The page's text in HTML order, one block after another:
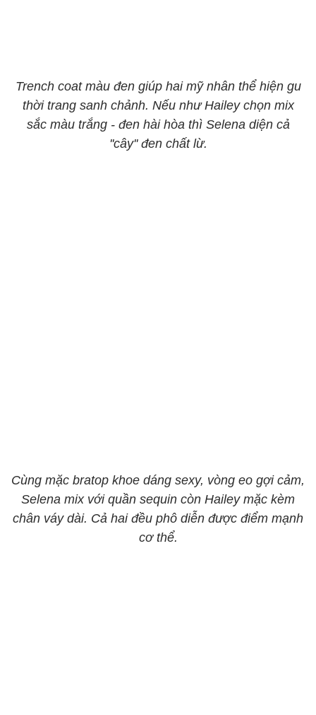
Trench coat màu đen giúp hai mỹ nhân thể hiện gu
thời trang sanh chảnh. Nếu như Hailey chọn mix
sắc màu trắng - đen hài hòa thì Selena diện cả
''cây'' đen chất lừ.
Cùng mặc bratop khoe dáng sexy, vòng eo gợi cảm,
Selena mix với quần sequin còn Hailey mặc kèm
chân váy dài. Cả hai đều phô diễn được điểm mạnh
cơ thể.